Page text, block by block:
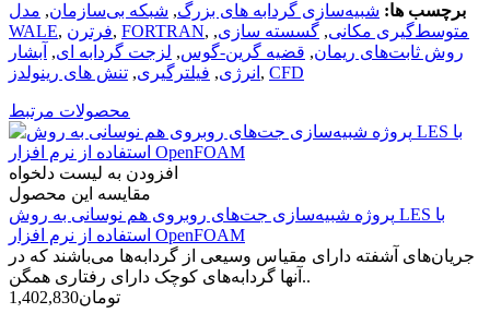
برچسب ها: شبیه‌سازی گردابه های بزرگ, شبکه بی‌سازمان, مدل
WALE, فرترن, FORTRAN, متوسط‌گیری مکانی, گسسته سازی,
روش ثابت‌های ریمان, قضیه گرین-گوس, لزجت گردابه ای, آبشار
انرژی, فیلترگیری, تنش های رینولدز , CFD
محصولات مرتبط
افزودن به لیست دلخواه
مقایسه این محصول
پروژه شبیه‌سازی جت‌های روبروی هم نوسانی به روش LES با
استفاده از نرم افزار OpenFOAM
جریان‌های آشفته دارای مقیاس وسیعی از گردابه‌ها می‌باشند که در
آنها گردابه‌های کوچک دارای رفتاری همگن..
1,402,830تومان